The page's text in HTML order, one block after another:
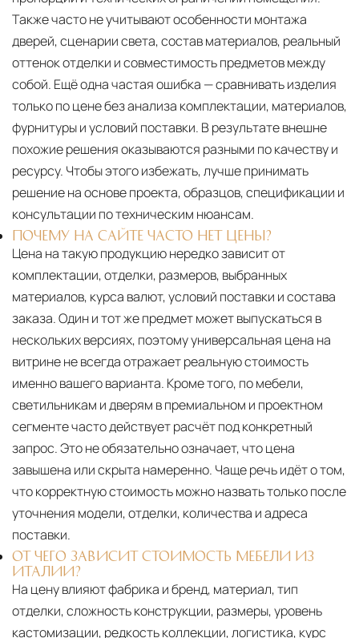
Также часто не учитывают особенности монтажа
дверей, сценарии света, состав материалов, реальный
оттенок отделки и совместимость предметов между
собой. Ещё одна частая ошибка — сравнивать изделия
только по цене без анализа комплектации, материалов,
фурнитуры и условий поставки. В результате внешне
похожие решения оказываются разными по качеству и
ресурсу. Чтобы этого избежать, лучше принимать
решение на основе проекта, образцов, спецификации и
консультации по техническим нюансам.
ПОЧЕМУ НА САЙТЕ ЧАСТО НЕТ ЦЕНЫ?
Цена на такую продукцию нередко зависит от
комплектации, отделки, размеров, выбранных
материалов, курса валют, условий поставки и состава
заказа. Один и тот же предмет может выпускаться в
нескольких версиях, поэтому универсальная цена на
витрине не всегда отражает реальную стоимость
именно вашего варианта. Кроме того, по мебели,
светильникам и дверям в премиальном и проектном
сегменте часто действует расчёт под конкретный
запрос. Это не обязательно означает, что цена
завышена или скрыта намеренно. Чаще речь идёт о том,
что корректную стоимость можно назвать только после
уточнения модели, отделки, количества и адреса
поставки.
ОТ ЧЕГО ЗАВИСИТ СТОИМОСТЬ МЕБЕЛИ ИЗ
ИТАЛИИ?
На цену влияют фабрика и бренд, материал, тип
отделки, сложность конструкции, размеры, уровень
кастомизации, редкость коллекции, логистика, курс